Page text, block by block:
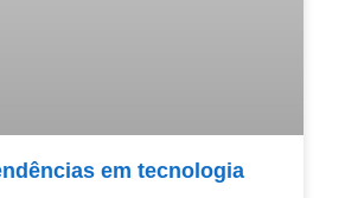
em tecnologia